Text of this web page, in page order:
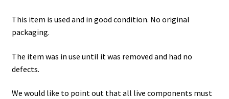
This item is used and in good condition. No original
packaging.
The item was in use until it was removed and had no
defects.
We would like to point out that all live components must